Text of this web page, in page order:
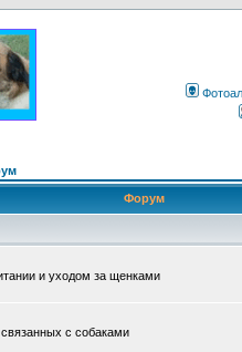
Форум
и уходом за щенками
с собаками